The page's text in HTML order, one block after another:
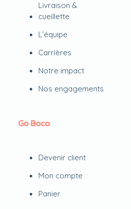
Livraison &
cueillette
L’équipe
Carrières
Notre impact
Nos engagements
Go Boco
Devenir client
Mon compte
Panier